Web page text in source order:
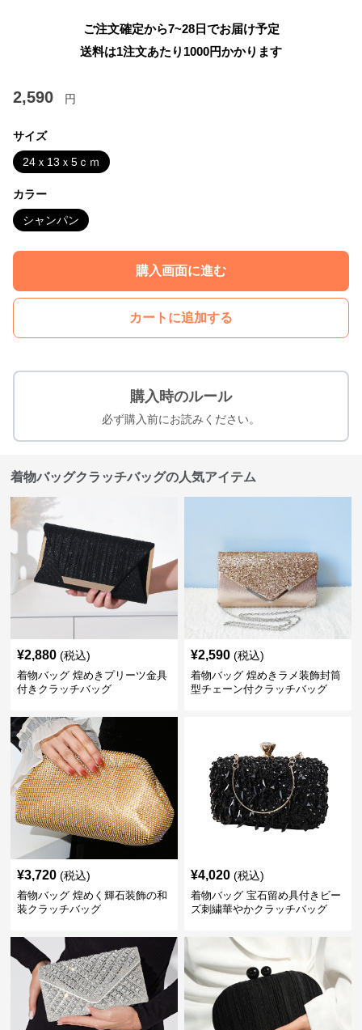
ご注文確定から7~28日でお届け予定
送料は1注文あたり 1000円かかります
2,590 円
サイズ
24ｘ13ｘ5ｃｍ
カラー
シャンパン
購入画面に進む
カートに追加する
購入時のルール
必ず購入前にお読みください。
着物バッグクラッチバッグの人気アイテム
¥2,880 (税込)
着物バッグ 煌めきプリーツ金具
付きクラッチバッグ
¥2,590 (税込)
着物バッグ 煌めきラメ装飾封筒
型チェーン付クラッチバッグ
¥3,720 (税込)
着物バッグ 煌めく輝石装飾の和
装クラッチバッグ
¥4,020 (税込)
着物バッグ 宝石留め具付きビー
ズ刺繍華やかクラッチバッグ